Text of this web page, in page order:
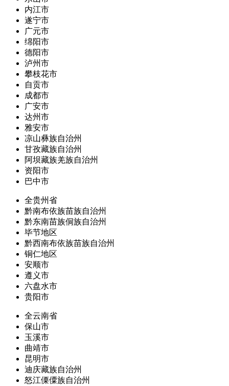
内江市
遂宁市
广元市
绵阳市
德阳市
泸州市
攀枝花市
自贡市
成都市
广安市
达州市
雅安市
凉山彝族自治州
甘孜藏族自治州
阿坝藏族羌族自治州
资阳市
巴中市
全贵州省
黔南布依族苗族自治州
黔东南苗族侗族自治州
毕节地区
黔西南布依族苗族自治州
铜仁地区
安顺市
遵义市
六盘水市
贵阳市
全云南省
保山市
玉溪市
曲靖市
昆明市
迪庆藏族自治州
怒江傈僳族自治州